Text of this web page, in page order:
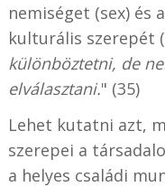
nemiséget (sex) és
kulturális szerepét
különböztetni, de
elválasztani." (35)
Lehet kutatni azt,
szerepei a
a helyes családi